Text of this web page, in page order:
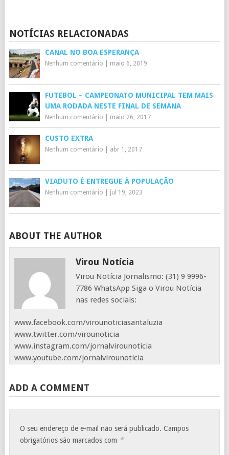
NOTÍCIAS RELACIONADAS
CANAL NO BOA ESPERANÇA
Nenhum comentário maio 6, 2019
FUTEBOL – CAMPEONATO MUNICIPAL TEM MAIS
UMA RODADA NESTE FINAL DE SEMANA
Nenhum comentário maio 26, 2017
CUSTO EXTRA
Nenhum comentário abr 1, 2017
VIADUTO É ENTREGUE À POPULAÇÃO
Nenhum comentário jul 19, 2023
ABOUT THE AUTHOR
Virou Notícia
Virou Notícia Jornalismo: (31) 9 9996-
7786 WhatsApp Siga o Virou Notícia
nas redes sociais:
www.facebook.com/virounoticiasantaluzia
www.twitter.com/virounoticia
www.instagram.com/jornalvirounoticia
www.youtube.com/jornalvirounoticia
ADD A COMMENT
O seu endereço de e-mail não será publicado. Campos
obrigatórios são marcados com *